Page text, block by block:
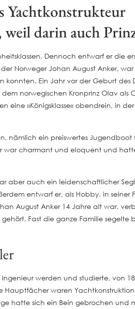
Yachtkonstrukteur
darin auch
Dennoch entwarf er die
Norweger Johan August Anker,
konnten. Ein Jahr vor der Geburt
norwegischen Kronprinz Olav als
eine »Königsklasse« obendrein, in
ein preiswertes Jugendboot
war charmant und eloquent und
aber auch ein leidenschaftlicher
entwarf er, als Hobby, in
August Anker 14 Jahre alt war,
Fast die ganze Familie
werden und studierte, von
Hauptfächer waren
hatte sich ein Bein gebrochen